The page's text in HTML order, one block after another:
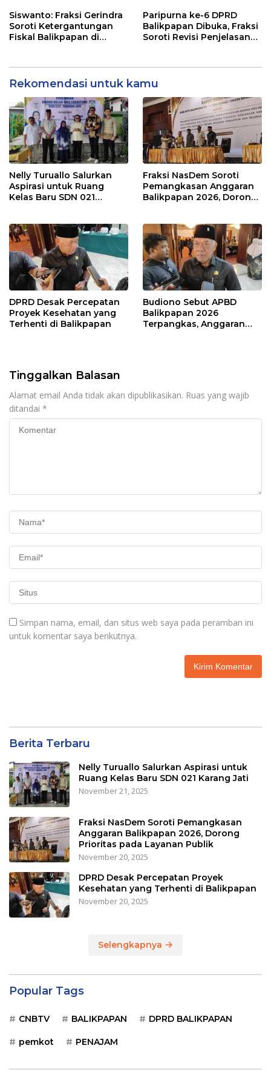
Balikpapan 2026
Siswanto: Fraksi Gerindra
Soroti Ketergantungan
Fiskal Balikpapan di
Paripurna ke-6 DPRD
Balikpapan Dibuka, Fraksi
Soroti Revisi Penjelasan
Rekomendasi untuk kamu
Nelly Turuallo Salurkan
Aspirasi untuk Ruang
Kelas Baru SDN 021
Fraksi NasDem Soroti
Pemangkasan Anggaran
Balikpapan 2026, Dorong
DPRD Desak Percepatan
Proyek Kesehatan yang
Terhenti di Balikpapan
Budiono Sebut APBD
Balikpapan 2026
Terpangkas, Anggaran
Tinggalkan Balasan
Alamat email Anda tidak akan dipublikasikan. Ruas yang wajib
ditandai *
Simpan nama, email, dan situs web saya pada peramban ini
untuk komentar saya berikutnya.
Berita Terbaru
Nelly Turuallo Salurkan Aspirasi untuk
Ruang Kelas Baru SDN 021 Karang Jati
November 21, 2025
Fraksi NasDem Soroti Pemangkasan
Anggaran Balikpapan 2026, Dorong
Prioritas pada Layanan Publik
November 20, 2025
DPRD Desak Percepatan Proyek
Kesehatan yang Terhenti di Balikpapan
November 20, 2025
Selengkapnya
Popular Tags
CNBTV BALIKPAPAN DPRD BALIKPAPAN
pemkot PENAJAM